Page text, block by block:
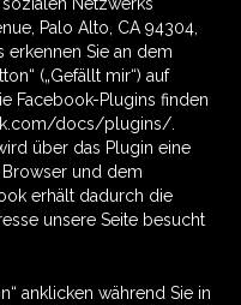
Netzwerks
Palo Alto, CA 94304,
erkennen Sie an dem
(„Gefällt mir“) auf
Facebook-Plugins finden
docs/plugins/.
über das Plugin eine
und dem
erhält dadurch die
unsere Seite besucht
anklicken während Sie in